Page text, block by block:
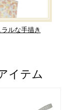
ルな手描き
イテム